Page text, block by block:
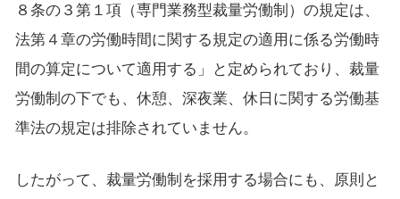
８条の３第１項（専門業務型裁量労働制）の規定は、
法第４章の労働時間に関する規定の適用に係る労働時
間の算定について適用する」と定められており、裁量
労働制の下でも、休憩、深夜業、休日に関する労働基
準法の規定は排除されていません。
したがって、裁量労働制を採用する場合にも、原則と